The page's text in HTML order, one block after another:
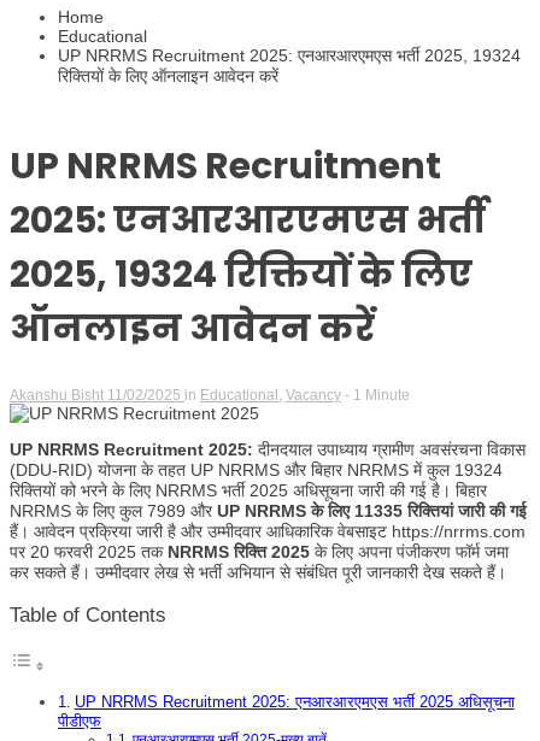
Home
Educational
UP NRRMS Recruitment 2025: एनआरआरएमएस भर्ती 2025, 19324
रिक्तियों के लिए ऑनलाइन आवेदन करें
UP NRRMS Recruitment
2025: एनआरआरएमएस भर्ती
2025, 19324 रिक्तियों के लिए
ऑनलाइन आवेदन करें
Akanshu Bisht 11/02/2025 in Educational , Vacancy - 1 Minute
UP NRRMS Recruitment 2025: दीनदयाल उपाध्याय ग्रामीण अवसंरचना विकास
(DDU-RID) योजना के तहत UP NRRMS और बिहार NRRMS में कुल 19324
रिक्तियों को भरने के लिए NRRMS भर्ती 2025 अधिसूचना जारी की गई है। बिहार
NRRMS के लिए कुल 7989 औरUP NRRMS के लिए 11335 रिक्तियां जारी की गई
हैं। आवेदन प्रक्रिया जारी है और उम्मीदवार आधिकारिक वेबसाइट https://nrrms.com
पर 20 फरवरी 2025 तकNRRMS रिक्ति 2025 के लिए अपना पंजीकरण फॉर्म जमा
कर सकते हैं। उम्मीदवार लेख से भर्ती अभियान से संबंधित पूरी जानकारी देख सकते हैं।
Table of Contents
UP NRRMS Recruitment 2025: एनआरआरएमएस भर्ती 2025 अधिसूचना
पीडीएफ